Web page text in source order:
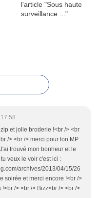
et jolie broderie !<br /> <br
/> <br /> merci pour ton MP
trouvé mon bonheur et le
veux le voir c'est ici :
archives/2013/04/15/26
soirée et merci encore !<br />
/> <br /> Bizz<br /> <br />